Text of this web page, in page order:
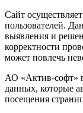
Сайт
пользователей.
выявления и
корректности
может повлечь
АО «Актив-софт»
данных, которые
посещения